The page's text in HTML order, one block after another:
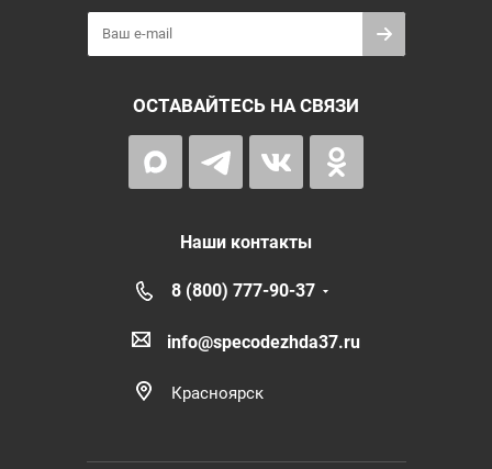
ОСТАВАЙТЕСЬ НА СВЯЗИ
Наши контакты
8 (800) 777-90-37
info@specodezhda37.ru
Красноярск